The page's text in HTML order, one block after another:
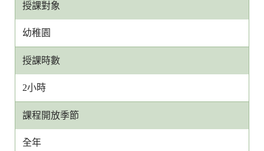
授課對象
幼稚園
授課時數
2小時
課程開放季節
全年